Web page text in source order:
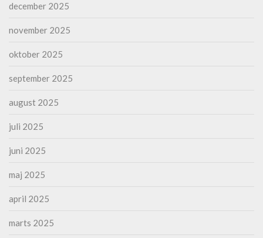
december 2025
november 2025
oktober 2025
september 2025
august 2025
juli 2025
juni 2025
maj 2025
april 2025
marts 2025